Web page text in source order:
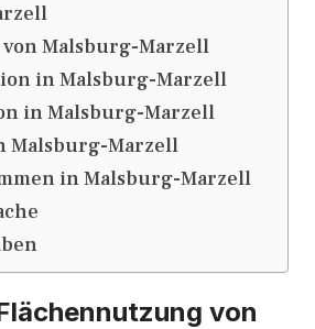
Malsburg-Marzell
in Malsburg-Marzell
in Malsburg-Marzell
Malsburg-Marzell
in Malsburg-Marzell
von